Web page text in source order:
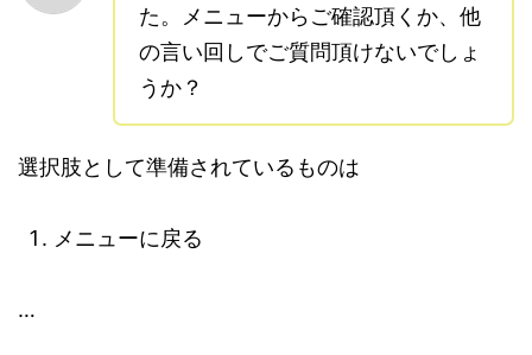
た。メニューからご確認頂くか、他
の言い回しでご質問頂けないでしょ
うか？
選択肢として準備されているものは
メニューに戻る
…